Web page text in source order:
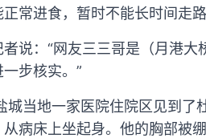
常进食，暂时不能长时间走
说：“网友三三哥是（月港
步核实。”
当地一家医院住院区见到了
病床上坐起身。他的胸部被